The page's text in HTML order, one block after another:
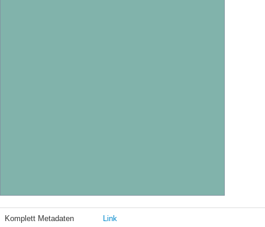
Komplett Metadaten Link